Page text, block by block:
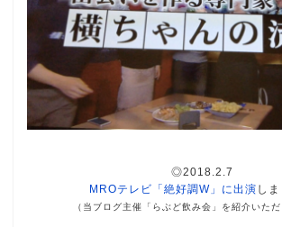
◎2018.2.7
MROテレビ「絶好調W」に出演 しま
（当ブログ主催「らぶど飲み会」を紹介いただ